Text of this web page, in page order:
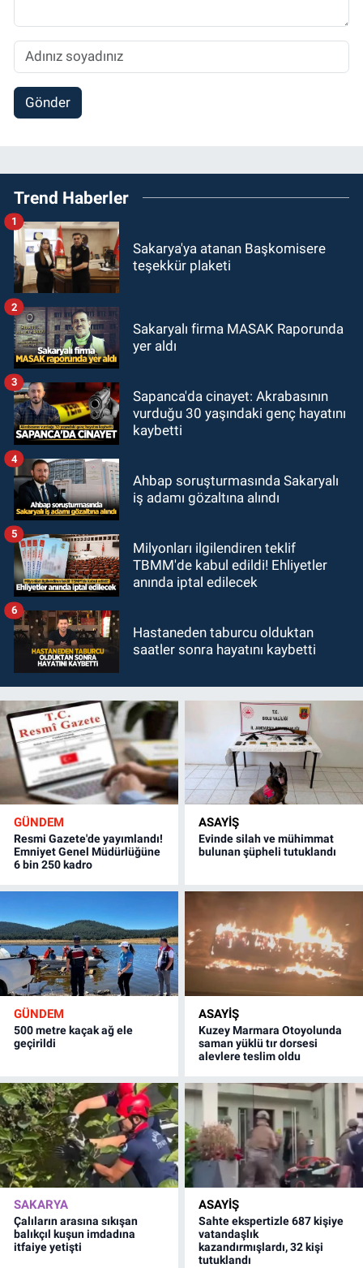
Gönder
Trend Haberler
Sakarya'ya atanan Başkomisere
teşekkür plaketi
1
Sakaryalı firma MASAK Raporunda
yer aldı
2
Sapanca'da cinayet: Akrabasının
vurduğu 30 yaşındaki genç hayatını
kaybetti
3
Ahbap soruşturmasında Sakaryalı
iş adamı gözaltına alındı
4
Milyonları ilgilendiren teklif
TBMM'de kabul edildi! Ehliyetler
anında iptal edilecek
5
Hastaneden taburcu olduktan
saatler sonra hayatını kaybetti
6
GÜNDEM
Resmi Gazete'de yayımlandı!
Emniyet Genel Müdürlüğüne
6 bin 250 kadro
ASAYİŞ
Evinde silah ve mühimmat
bulunan şüpheli tutuklandı
GÜNDEM
500 metre kaçak ağ ele
geçirildi
ASAYİŞ
Kuzey Marmara Otoyolunda
saman yüklü tır dorsesi
alevlere teslim oldu
SAKARYA
Çalıların arasına sıkışan
balıkçıl kuşun imdadına
itfaiye yetişti
ASAYİŞ
Sahte ekspertizle 687 kişiye
vatandaşlık
kazandırmışlardı, 32 kişi
tutuklandı